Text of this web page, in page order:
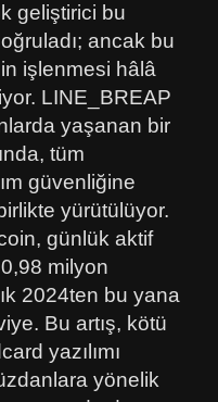
geliştirici bu
ancak bu
işlenmesi hâlâ
LINE_BREAP
yaşanan bir
tüm
güvenliğine
yürütülüyor.
günlük aktif
milyon
2024ten bu yana
Bu artış, kötü
yazılımı
yönelik